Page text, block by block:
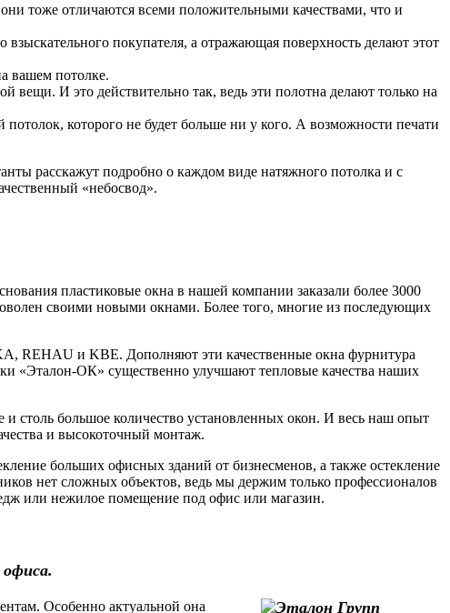
тоже отличаются всеми положительными качествами, что и
взыскательного покупателя, а отражающая поверхность делают этот
вашем потолке.
И это действительно так, ведь эти полотна делают только на
которого не будет больше ни у кого. А возможности печати
расскажут подробно о каждом виде натяжного потолка и с
«небосвод».
пластиковые окна в нашей компании заказали более 3000
своими новыми окнами. Более того, многие из последующих
REHAU и KBE. Дополняют эти качественные окна фурнитура
«Эталон-ОК» существенно улучшают тепловые качества наших
столь большое количество установленных окон. И весь наш опыт
и высокоточный монтаж.
больших офисных зданий от бизнесменов, а также остекление
нет сложных объектов, ведь мы держим только профессионалов
или нежилое помещение под офис или магазин.
Особенно актуальной она